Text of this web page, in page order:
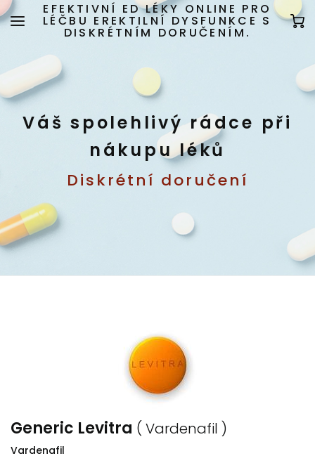
EFEKTIVNÍ ED LÉKY ONLINE PRO
LÉČBU EREKTILNÍ DYSFUNKCE S
DISKRÉTNÍM DORUČENÍM.
Váš spolehlivý rádce při
nákupu léků
Diskrétní doručení
Generic Levitra ( Vardenafil )
Vardenafil